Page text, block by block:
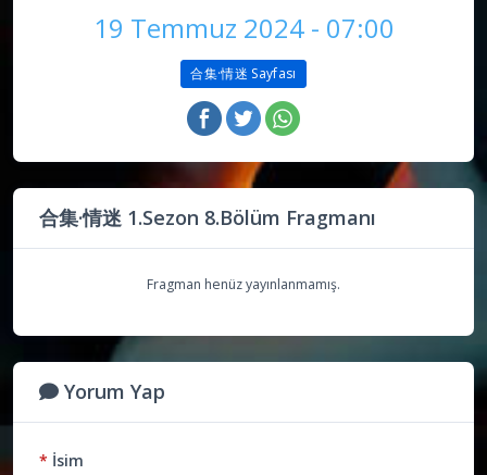
19 Temmuz 2024 - 07:00
合集·情迷 Sayfası
合集·情迷 1.Sezon 8.Bölüm Fragmanı
Fragman henüz yayınlanmamış.
Yorum Yap
* İsim